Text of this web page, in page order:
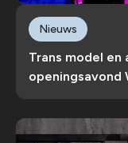
Trans model en
openingsavond
Nieuws